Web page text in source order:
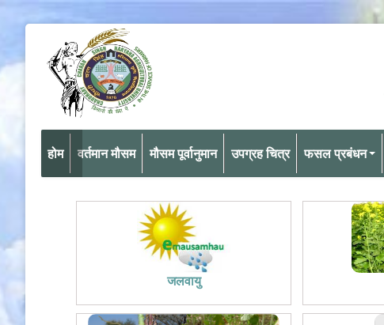
होम वर्तमान मौसम मौसम पूर्वानुमान उपग्रह चित्र फसल प्रबंधन
जलवायु